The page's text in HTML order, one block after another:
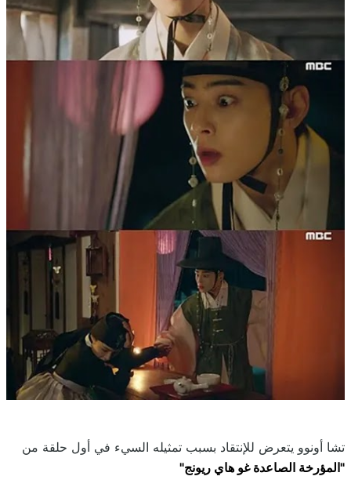
تشا أونوو يتعرض للإنتقاد بسبب تمثيله السيء في أول حلقة من
"المؤرخة الصاعدة غو هاي ريونج"